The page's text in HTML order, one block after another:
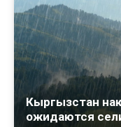
Кыргызстан
ожидаются